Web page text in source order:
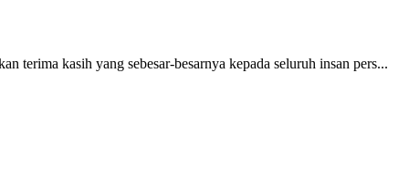
kasih yang sebesar-besarnya kepada seluruh insan pers...